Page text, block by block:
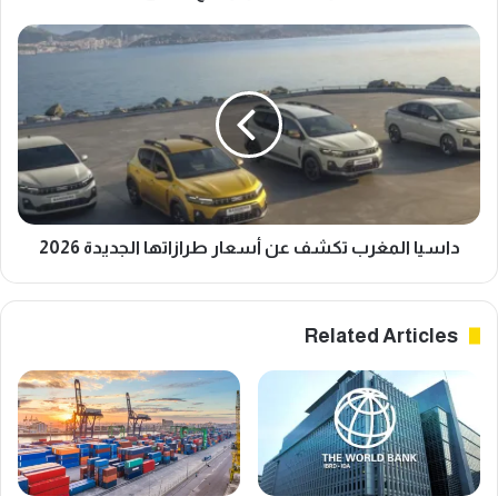
داسيا
تكشف
عن
أسعار
طرازاتها
الجديدة
داسيا المغرب تكشف عن أسعار طرازاتها الجديدة 2026
Related Articles